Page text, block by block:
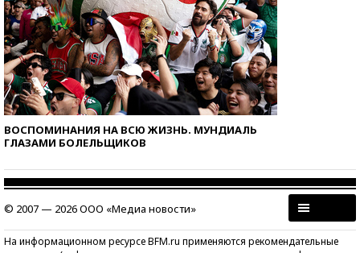
ВОСПОМИНАНИЯ НА ВСЮ ЖИЗНЬ. МУНДИАЛЬ
ГЛАЗАМИ БОЛЕЛЬЩИКОВ
© 2007 — 2026 ООО «Медиа новости»
На информационном ресурсе BFM.ru применяются рекомендательные